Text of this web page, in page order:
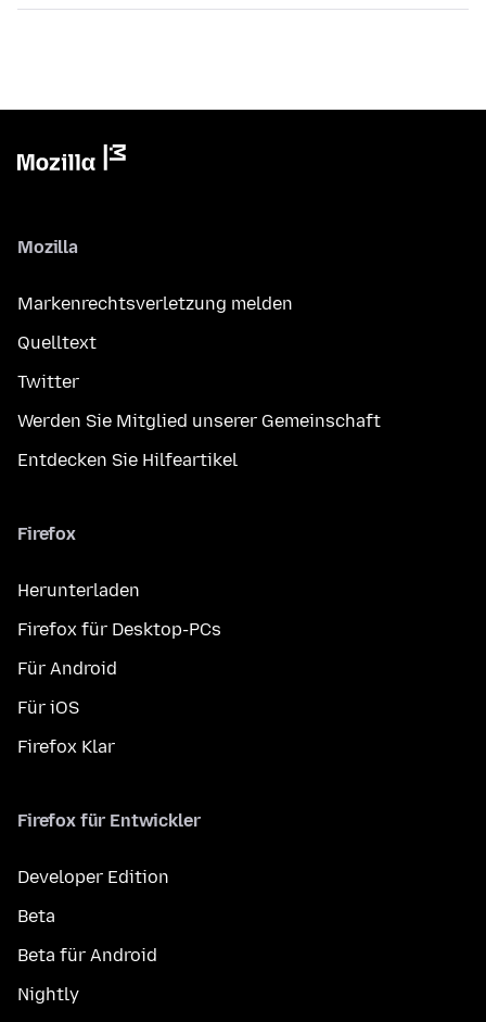
Mozilla
Markenrechtsverletzung melden
Quelltext
Twitter
Werden Sie Mitglied unserer Gemeinschaft
Entdecken Sie Hilfeartikel
Firefox
Herunterladen
Firefox für Desktop-PCs
Für Android
Für iOS
Firefox Klar
Firefox für Entwickler
Developer Edition
Beta
Beta für Android
Nightly